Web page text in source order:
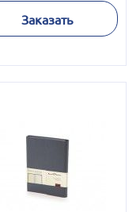
Заказать